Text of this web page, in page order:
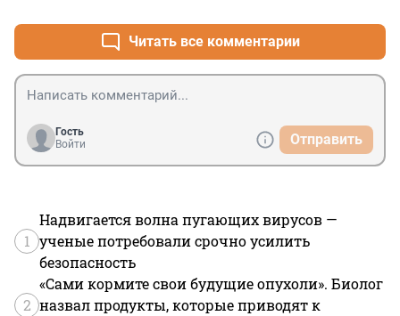
Читать все комментарии
Гость
Войти
Отправить
1
Надвигается волна пугающих вирусов —
ученые потребовали срочно усилить
безопасность
2
«Сами кормите свои будущие опухоли». Биолог
назвал продукты, которые приводят к